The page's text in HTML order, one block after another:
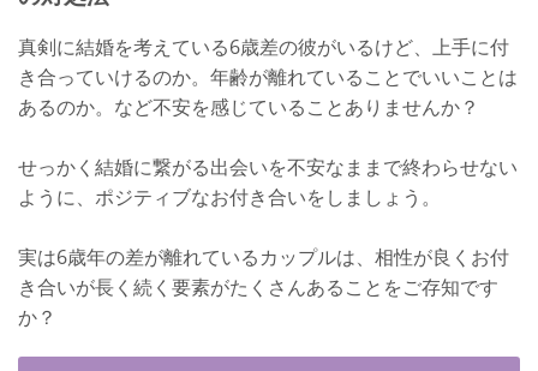
真剣に結婚を考えている6歳差の彼がいるけど、上手に付
き合っていけるのか。年齢が離れていることでいいことは
あるのか。など不安を感じていることありませんか？
せっかく結婚に繋がる出会いを不安なままで終わらせない
ように、ポジティブなお付き合いをしましょう。
実は6歳年の差が離れているカップルは、相性が良くお付
き合いが長く続く要素がたくさんあることをご存知です
か？